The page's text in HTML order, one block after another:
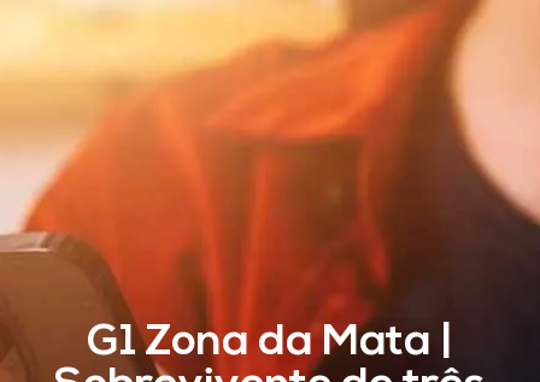
G1 Zona da Mata |